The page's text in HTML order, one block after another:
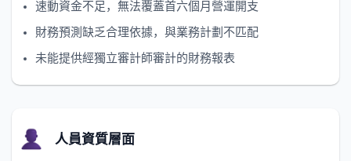
速動資金不足，無法覆蓋首六個月營運開支
財務預測缺乏合理依據，與業務計劃不匹配
未能提供經獨立審計師審計的財務報表
人員資質層面